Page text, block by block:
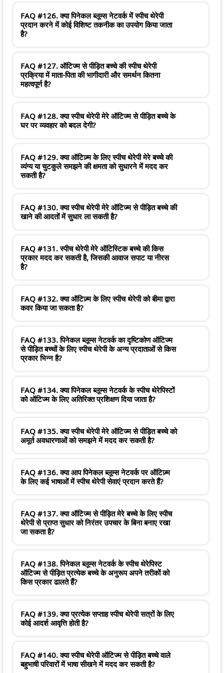
FAQ #126. क्या पिनेकल ब्लूम्स नेटवर्क में स्पीच थेरेपी
प्रदान करने में कोई विशिष्ट तकनीक का उपयोग किया जाता
है?
FAQ #127. ऑटिज्म से पीड़ित बच्चे की स्पीच थेरेपी
प्रक्रिया में माता-पिता की भागीदारी और समर्थन कितना
महत्वपूर्ण है?
FAQ #128. क्या स्पीच थेरेपी मेरे ऑटिज्म से पीड़ित बच्चे के
घर पर व्यवहार को बदल देगी?
FAQ #129. क्या ऑटिज़्म के लिए स्पीच थेरेपी मेरे बच्चे की
व्यंग्य या चुटकुले समझने की क्षमता को सुधारने में मदद कर
सकती है?
FAQ #130. क्या स्पीच थेरेपी मेरे ऑटिज्म से पीड़ित बच्चे की
खाने की आदतों में सुधार ला सकती है?
FAQ #131. स्पीच थेरेपी मेरे ऑटिस्टिक बच्चे की किस
प्रकार मदद कर सकती है, जिसकी आवाज सपाट या नीरस
है?
FAQ #132. क्या ऑटिज़्म के लिए स्पीच थेरेपी को बीमा द्वारा
कवर किया जा सकता है?
FAQ #133. पिनेकल ब्लूम्स नेटवर्क का दृष्टिकोण ऑटिज्म
से पीड़ित बच्चों के लिए स्पीच थेरेपी के अन्य प्रदाताओं से किस
प्रकार भिन्न है?
FAQ #134. क्या पिनेकल ब्लूम्स नेटवर्क के स्पीच थेरेपिस्टों
को ऑटिज्म के लिए अतिरिक्त प्रशिक्षण दिया जाता है?
FAQ #135. क्या स्पीच थेरेपी मेरे ऑटिज्म से पीड़ित बच्चे को
अमूर्त अवधारणाओं को समझने में मदद कर सकती है?
FAQ #136. क्या आप पिनेकल ब्लूम्स नेटवर्क पर ऑटिज़्म
के लिए कई भाषाओं में स्पीच थेरेपी सेवाएं प्रदान करते हैं?
FAQ #137. क्या ऑटिज्म से पीड़ित मेरे बच्चे के लिए स्पीच
थेरेपी से प्राप्त सुधार को निरंतर उपचार के बिना बनाए रखा
जा सकता है?
FAQ #138. पिनेकल ब्लूम्स नेटवर्क के स्पीच थेरेपिस्ट
ऑटिज्म से पीड़ित प्रत्येक बच्चे के अनुरूप अपने तरीकों को
किस प्रकार ढालते हैं?
FAQ #139. क्या प्रत्येक सप्ताह स्पीच थेरेपी सत्रों के लिए
कोई आदर्श आवृत्ति होती है?
FAQ #140. क्या स्पीच थेरेपी ऑटिज्म से पीड़ित बच्चे वाले
बहुभाषी परिवारों में भाषा सीखने में मदद कर सकती है?